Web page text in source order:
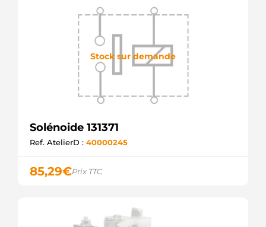
Stock sur demande
Solénoide 131371
Ref. AtelierD : 40000245
85,29€Prix TTC